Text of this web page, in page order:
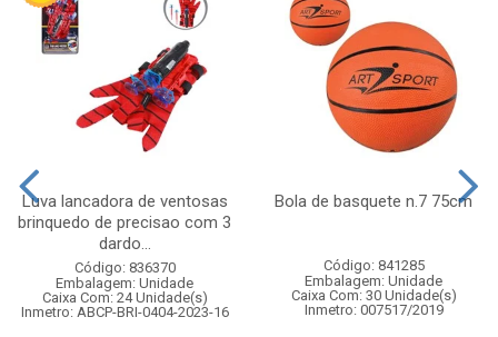
Luva lancadora de ventosas
brinquedo de precisao com 3
dardo...
Código: 836370
Embalagem: Unidade
Caixa Com: 24 Unidade(s)
Inmetro: ABCP-BRI-0404-2023-16
Bola de basquete n.7 75cm
Código: 841285
Embalagem: Unidade
Caixa Com: 30 Unidade(s)
Inmetro: 007517/2019